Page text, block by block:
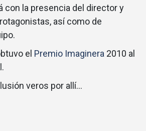
con la presencia del director y
así como de
el Premio Imaginera 2010 al
veros por allí…